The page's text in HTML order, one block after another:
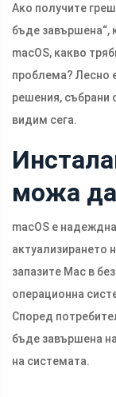
Ако получите
бъде завършена“,
macOS, какво
проблема? Лесно
решения, събрани
видим сега.
можа
macOS е
актуализирането
запазите Mac в
операционна
Според
бъде завършена
на системата.